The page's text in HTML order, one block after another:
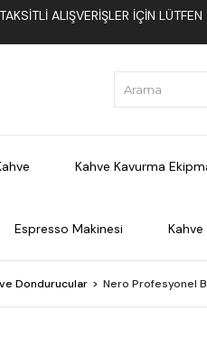
ALIŞVERIŞLER İÇIN
Kahve Kavurma
Espresso Makinesi
Dondurucular Nero Profesyonel